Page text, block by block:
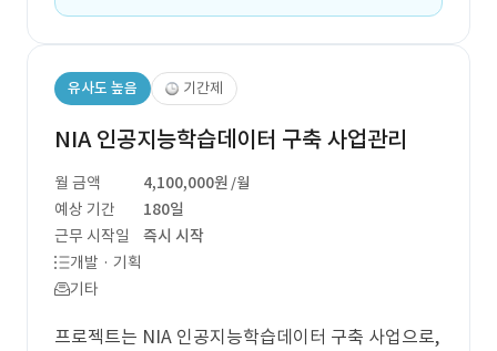
유사도 높음 기간제
NIA 인공지능학습데이터 구축 사업관리
월 금액 4,100,000원 /월
예상 기간
180일
근무 시작일
즉시 시작
개발 · 기획
기타
프로젝트는 NIA 인공지능학습데이터 구축 사업으로,